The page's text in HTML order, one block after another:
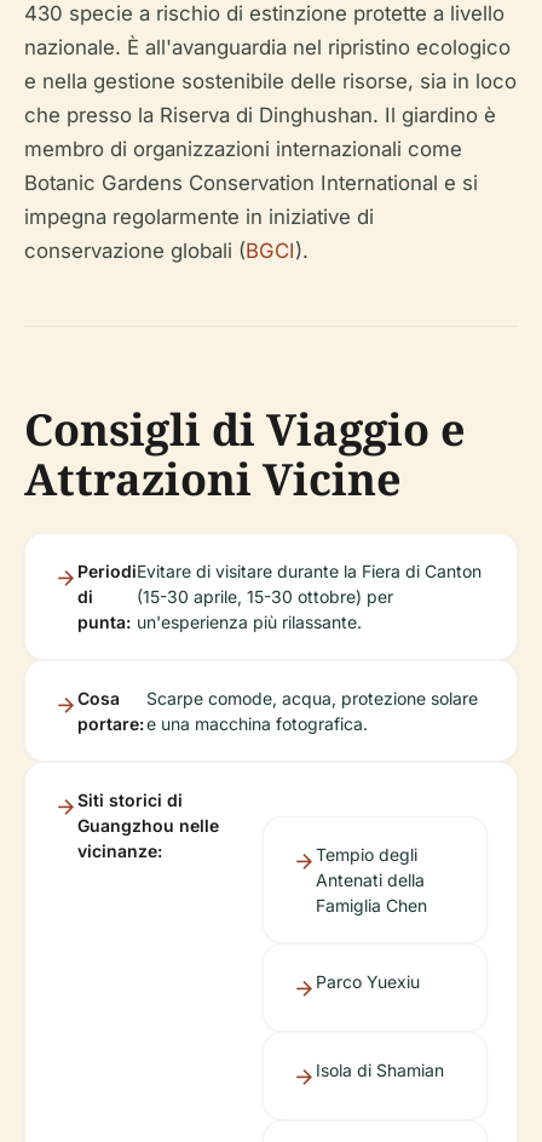
430 specie a rischio di estinzione protette a livello
nazionale. È all'avanguardia nel ripristino ecologico
e nella gestione sostenibile delle risorse, sia in loco
che presso la Riserva di Dinghushan. Il giardino è
membro di organizzazioni internazionali come
Botanic Gardens Conservation International e si
impegna regolarmente in iniziative di
conservazione globali (BGCI).
Consigli di Viaggio e
Attrazioni Vicine
Periodi
di
punta:
Evitare di visitare durante la Fiera di Canton
(15-30 aprile, 15-30 ottobre) per
un'esperienza più rilassante.
Cosa
portare:
Scarpe comode, acqua, protezione solare
e una macchina fotografica.
Siti storici di
Guangzhou nelle
vicinanze:
Tempio degli
Antenati della
Famiglia Chen
Parco Yuexiu
Isola di Shamian